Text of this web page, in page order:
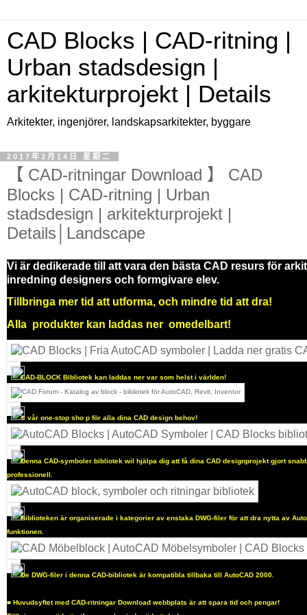
CAD Blocks | CAD-ritning |
Urban stadsdesign |
arkitekturprojekt | Details
Arkitekter, ingenjörer, landskapsarkitekter, byggare
2017年2月14日 星期二
【 CAD-ritningar Download 】 CAD
Blocks | CAD-ritning | Urban
stadsdesign | arkitekturprojekt |
Details│Landscape
Vi är dedikerade till att vara den bästa CAD resurs för
inredning designers och formgivare elev.
Tillbringa mer tid att utforma, och mindre tid att dra!
Alla produkter kan laddas ner omedelbart!
CAD-BLOCK Bibliotek kan laddas ner var som helst i världen!
Y vår one-stop sho p för alla dina CAD design behov!
Denna CAD-symboler bibliotek wil hjälpa dig att få dina CAD designprojekt gjort
professionell.
Biblioteken är organiserade i kategorier av enstaka DWG-filer för att dra nytta av
funktionen.
De DWG-filer i denna CAD-bibliotek är kompatibla tillbaka till AutoCAD 2000.
■ Huvudsyftet med CAD-ritningar Download webbplats är att spara tid och pengar!